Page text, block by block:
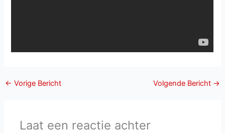
← Vorige Bericht Volgende Bericht →
Laat een reactie achter